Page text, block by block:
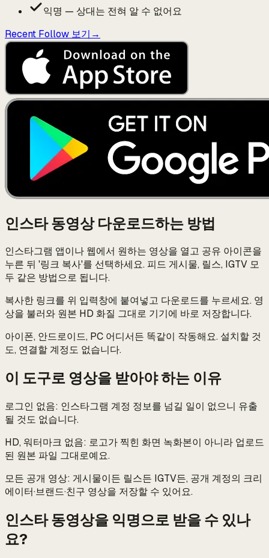
익명 — 상대는 전혀 알 수 없어요
Recent Follow 보기 →
인스타 동영상 다운로드하는 방법
인스타그램 앱이나 웹에서 원하는 영상을 열고 공유 아이콘을
누른 뒤 '링크 복사'를 선택하세요. 피드 게시물, 릴스, IGTV 모
두 같은 방법으로 됩니다.
복사한 링크를 위 입력창에 붙여넣고 다운로드를 누르세요. 영
상을 불러와 원본 HD 화질 그대로 기기에 바로 저장합니다.
아이폰, 안드로이드, PC 어디서든 똑같이 작동해요. 설치할 것
도, 연결할 계정도 없습니다.
이 도구로 영상을 받아야 하는 이유
로그인 없음: 인스타그램 계정 정보를 넘길 일이 없으니 유출
될 것도 없습니다.
HD, 워터마크 없음: 로고가 찍힌 화면 녹화본이 아니라 업로드
된 원본 파일 그대로예요.
모든 공개 영상: 게시물이든 릴스든 IGTV든, 공개 계정의 크리
에이터·브랜드·친구 영상을 저장할 수 있어요.
인스타 동영상을 익명으로 받을 수 있나
요?